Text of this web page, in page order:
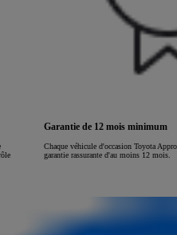
Garantie de 12 mois minimum
Chaque véhicule d'occasion Toyota
garantie rassurante d'au moins 12 mois.